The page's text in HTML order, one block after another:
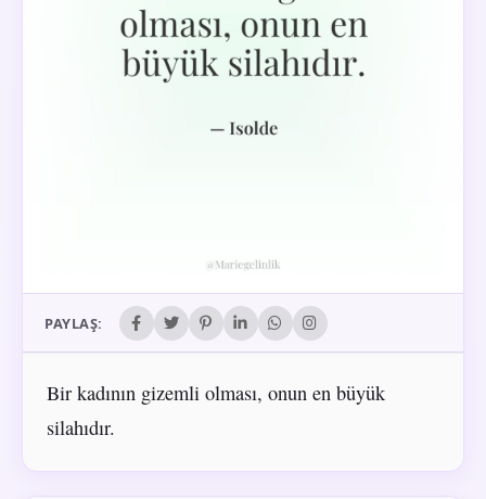
PAYLAŞ:
Bir kadının gizemli olması, onun en büyük
silahıdır.